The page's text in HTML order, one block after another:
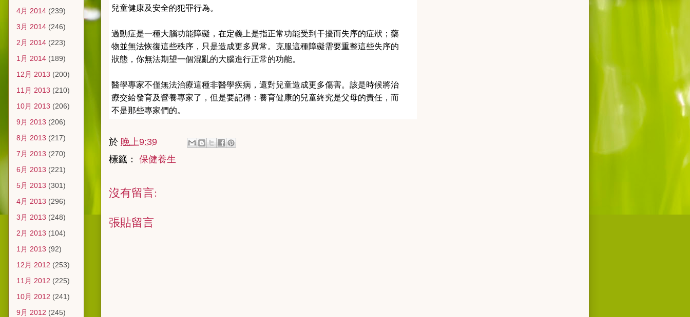
兒童健康及安全的犯罪行為。
過動症是一種大腦功能障礙，在定義上是指正常功能受到干擾而失序的症狀；藥
物並無法恢復這些秩序，只是造成更多異常。克服這種障礙需要重整這些失序的
狀態，你無法期望一個混亂的大腦進行正常的功能。
醫學專家不僅無法治療這種非醫學疾病，還對兒童造成更多傷害。該是時候將治
療交給發育及營養專家了，但是要記得：養育健康的兒童終究是父母的責任，而
不是那些專家們的。
於 晚上9:39
標籤： 保健養生
沒有留言:
張貼留言
4月 2014 (239)
3月 2014 (246)
2月 2014 (223)
1月 2014 (189)
12月 2013 (200)
11月 2013 (210)
10月 2013 (206)
9月 2013 (206)
8月 2013 (217)
7月 2013 (270)
6月 2013 (221)
5月 2013 (301)
4月 2013 (296)
3月 2013 (248)
2月 2013 (104)
1月 2013 (92)
12月 2012 (253)
11月 2012 (225)
10月 2012 (241)
9月 2012 (245)